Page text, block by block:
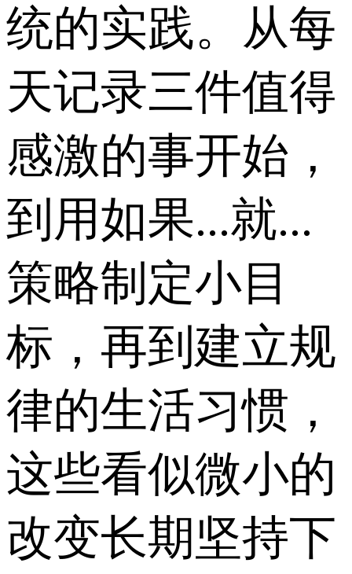
统的实践。从每
天记录三件值得
感激的事开始，
到用如果...就...
策略制定小目
标，再到建立规
律的生活习惯，
这些看似微小的
改变长期坚持下